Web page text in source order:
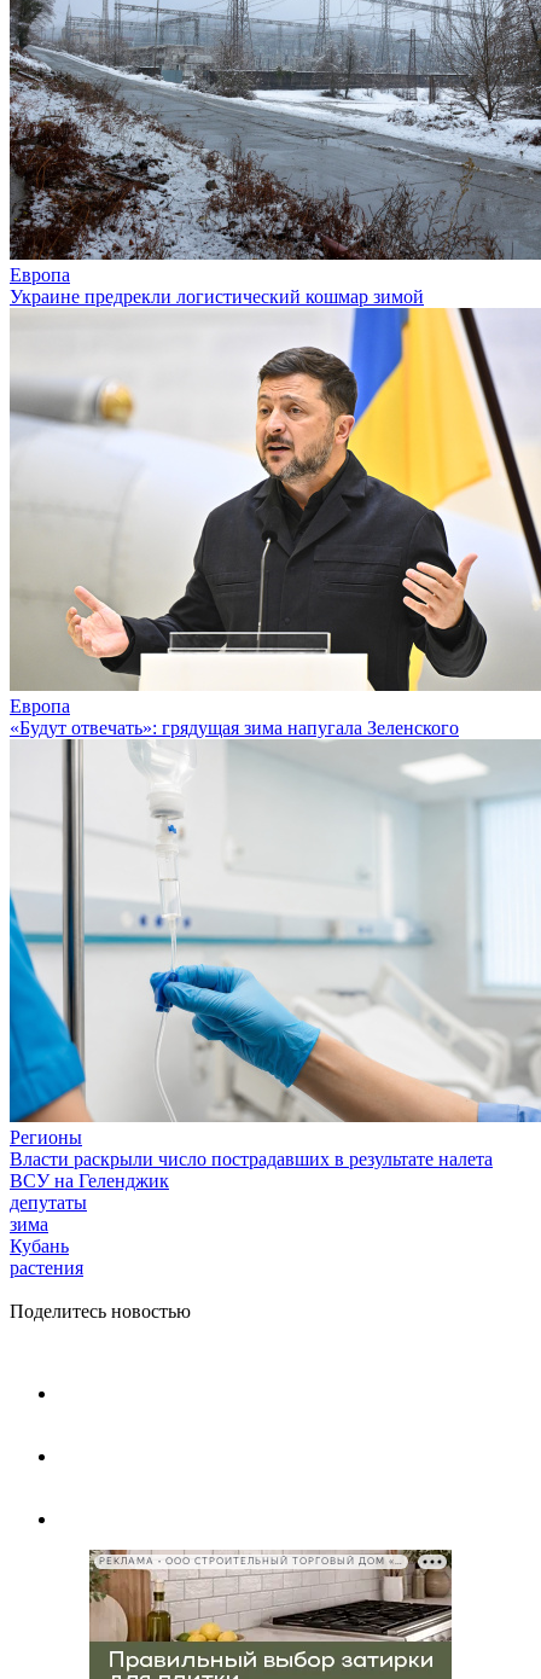
Европа
Украине предрекли логистический кошмар зимой
Европа
«Будут отвечать»: грядущая зима напугала Зеленского
Регионы
Власти раскрыли число пострадавших в результате налета
ВСУ на Геленджик
депутаты
зима
Кубань
растения
Поделитесь новостью
РЕКЛАМА • ООО СТРОИТЕЛЬНЫЙ ТОРГОВЫЙ ДОМ «ПЕТРОВИЧ», ИНН 7802348846